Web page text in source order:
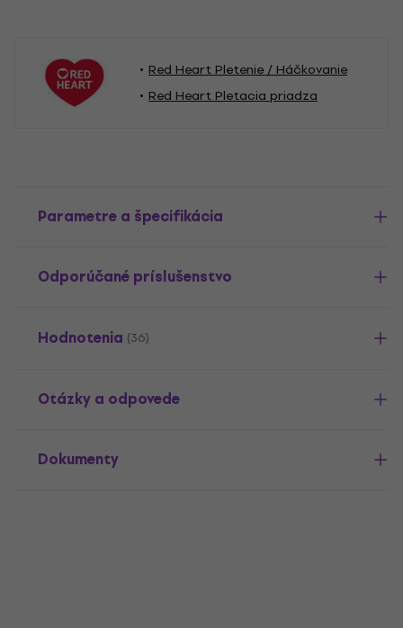
Red Heart Pletenie / Háčkovanie
Red Heart Pletacia priadza
Parametre a špecifikácia
Odporúčané príslušenstvo
Hodnotenia (36)
Otázky a odpovede
Dokumenty